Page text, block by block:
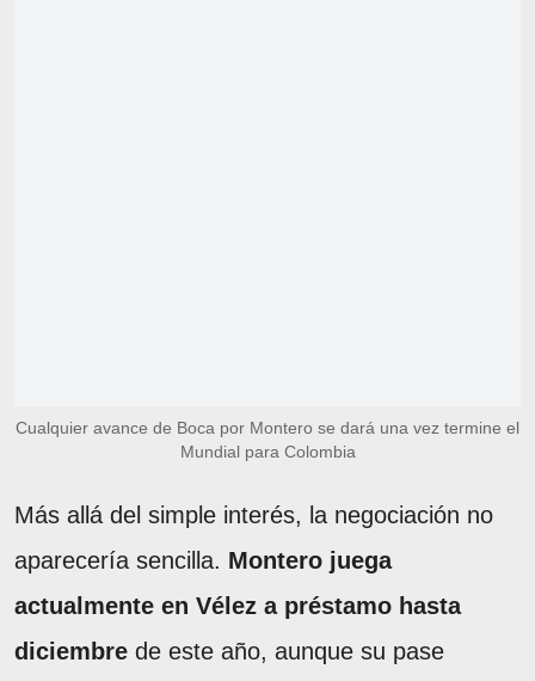
Cualquier avance de Boca por Montero se dará una vez termine el
Mundial para Colombia
Más allá del simple interés, la negociación no
aparecería sencilla. Montero juega
actualmente en Vélez a préstamo hasta
diciembre de este año, aunque su pase